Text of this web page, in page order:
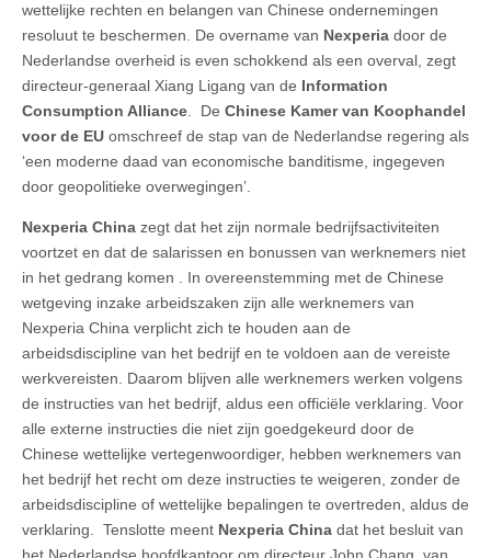
wettelijke rechten en belangen van Chinese ondernemingen
resoluut te beschermen. De overname van Nexperia door de
Nederlandse overheid is even schokkend als een overval, zegt
directeur-generaal Xiang Ligang van de Information
Consumption Alliance. De Chinese Kamer van Koophandel
voor de EU omschreef de stap van de Nederlandse regering als
‘een moderne daad van economische banditisme, ingegeven
door geopolitieke overwegingen’.
Nexperia China zegt dat het zijn normale bedrijfsactiviteiten
voortzet en dat de salarissen en bonussen van werknemers niet
in het gedrang komen . In overeenstemming met de Chinese
wetgeving inzake arbeidszaken zijn alle werknemers van
Nexperia China verplicht zich te houden aan de
arbeidsdiscipline van het bedrijf en te voldoen aan de vereiste
werkvereisten. Daarom blijven alle werknemers werken volgens
de instructies van het bedrijf, aldus een officiële verklaring. Voor
alle externe instructies die niet zijn goedgekeurd door de
Chinese wettelijke vertegenwoordiger, hebben werknemers van
het bedrijf het recht om deze instructies te weigeren, zonder de
arbeidsdiscipline of wettelijke bepalingen te overtreden, aldus de
verklaring. Tenslotte meent Nexperia China dat het besluit van